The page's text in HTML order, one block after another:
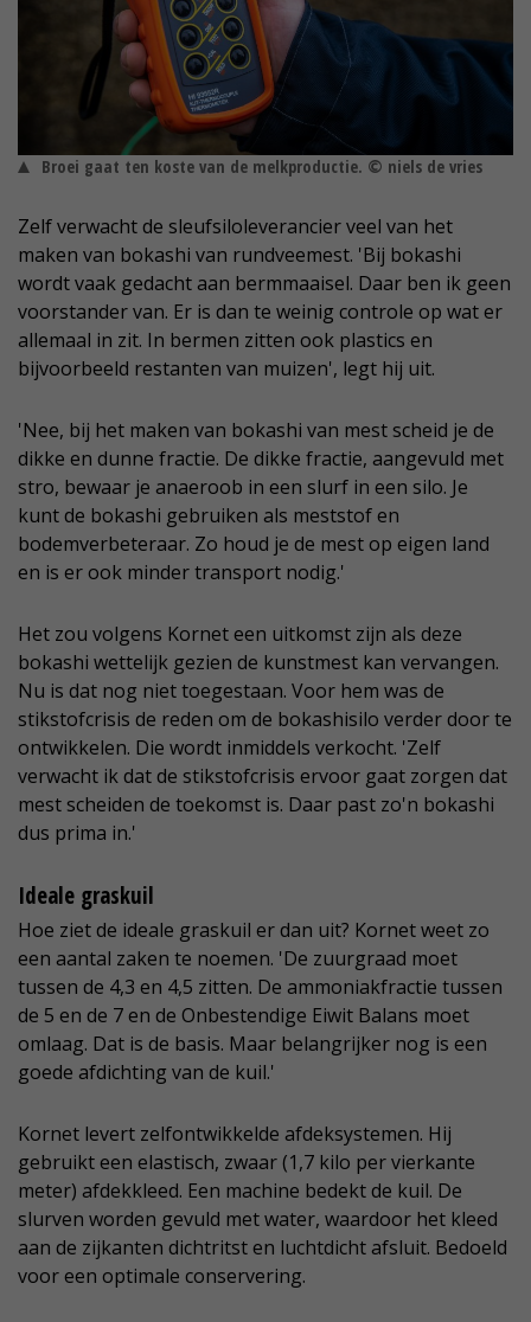
Broei gaat ten koste van de melkproductie. © niels de vries
Zelf verwacht de sleufsiloleverancier veel van het
maken van bokashi van rundveemest. 'Bij bokashi
wordt vaak gedacht aan bermmaaisel. Daar ben ik geen
voorstander van. Er is dan te weinig controle op wat er
allemaal in zit. In bermen zitten ook plastics en
bijvoorbeeld restanten van muizen', legt hij uit.
'Nee, bij het maken van bokashi van mest scheid je de
dikke en dunne fractie. De dikke fractie, aangevuld met
stro, bewaar je anaeroob in een slurf in een silo. Je
kunt de bokashi gebruiken als meststof en
bodemverbeteraar. Zo houd je de mest op eigen land
en is er ook minder transport nodig.'
Het zou volgens Kornet een uitkomst zijn als deze
bokashi wettelijk gezien de kunstmest kan vervangen.
Nu is dat nog niet toegestaan. Voor hem was de
stikstofcrisis de reden om de bokashisilo verder door te
ontwikkelen. Die wordt inmiddels verkocht. 'Zelf
verwacht ik dat de stikstofcrisis ervoor gaat zorgen dat
mest scheiden de toekomst is. Daar past zo'n bokashi
dus prima in.'
Ideale graskuil
Hoe ziet de ideale graskuil er dan uit? Kornet weet zo
een aantal zaken te noemen. 'De zuurgraad moet
tussen de 4,3 en 4,5 zitten. De ammoniakfractie tussen
de 5 en de 7 en de Onbestendige Eiwit Balans moet
omlaag. Dat is de basis. Maar belangrijker nog is een
goede afdichting van de kuil.'
Kornet levert zelfontwikkelde afdeksystemen. Hij
gebruikt een elastisch, zwaar (1,7 kilo per vierkante
meter) afdekkleed. Een machine bedekt de kuil. De
slurven worden gevuld met water, waardoor het kleed
aan de zijkanten dichtritst en luchtdicht afsluit. Bedoeld
voor een optimale conservering.